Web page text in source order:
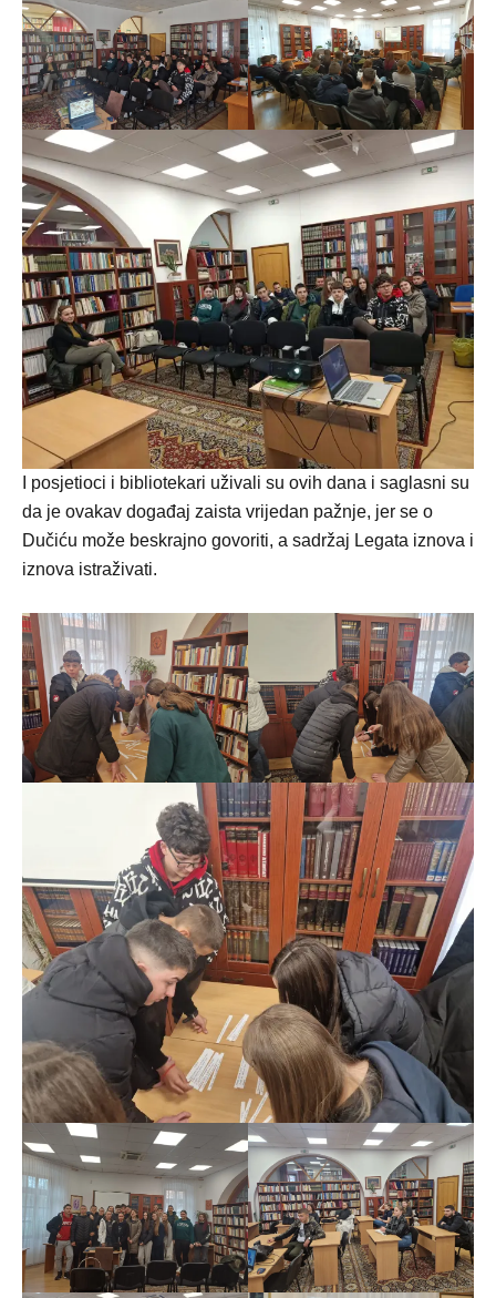
I posjetioci i bibliotekari uživali su ovih dana i saglasni su
da je ovakav događaj zaista vrijedan pažnje, jer se o
Dučiću može beskrajno govoriti, a sadržaj Legata iznova i
iznova istraživati.